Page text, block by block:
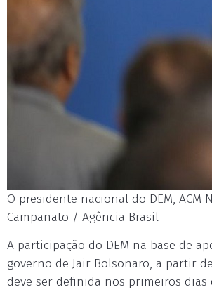
O presidente nacional do DEM, ACM
Campanato / Agência Brasil
A participação do DEM na base de
governo de Jair Bolsonaro, a partir
deve ser definida nos primeiros dias